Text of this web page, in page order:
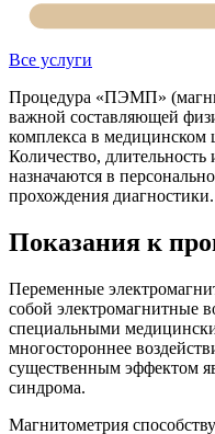
Все услуги
Процедура «ПЭМП»
важной составляющей
комплекса в
Количество,
назначаются в
прохождения диагностики.
Показания к
Переменные
собой электромагнитные
специальными
многостороннее
существенным эффектом
синдрома.
Магнитометрия